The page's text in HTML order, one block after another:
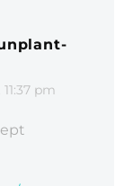
pm